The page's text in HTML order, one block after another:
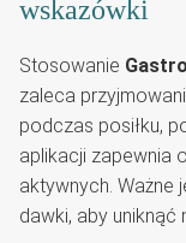
wskazówki
Stosowanie
zaleca
podczas posiłku,
aplikacji zapewnia
aktywnych. Ważne
dawki, aby uniknąć